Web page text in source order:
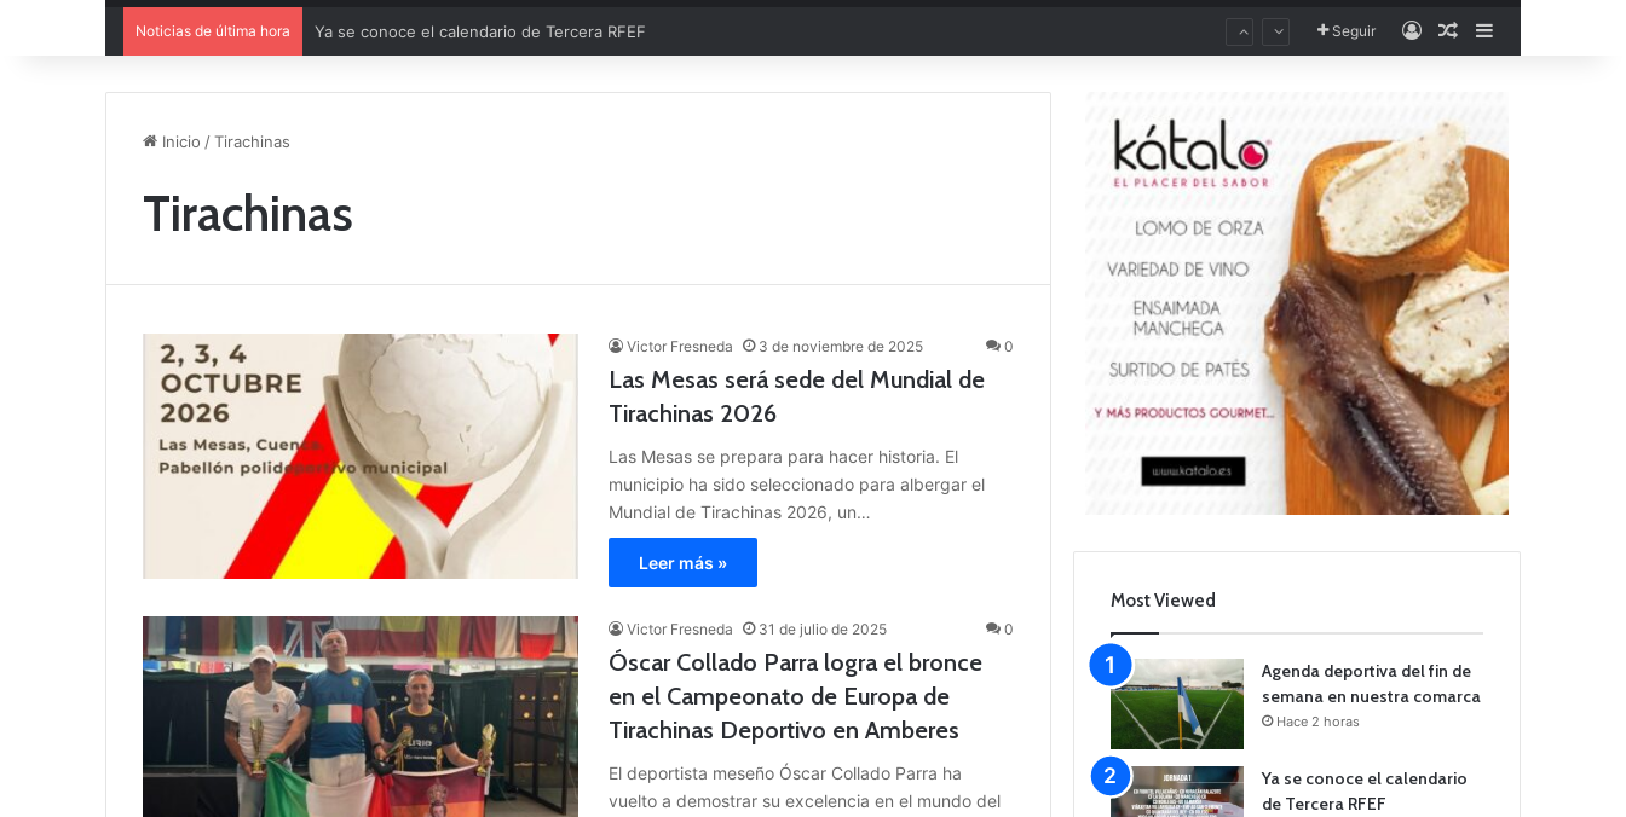
Noticias de última hora Mercado de Fichajes: Movimientos clave en el fútbol comarcal Seguir AccesoPublicación al
Inicio /Tirachinas
Tirachinas
Victor Fresneda 3 de noviembre de 2025 0
Las Mesas será sede del Mundial de
Tirachinas 2026
Las Mesas se prepara para hacer historia. El
municipio ha sido seleccionado para albergar el
Mundial de Tirachinas 2026, un…
Leer más »
Victor Fresneda 31 de julio de 2025 0
Óscar Collado Parra logra el bronce
en el Campeonato de Europa de
Tirachinas Deportivo en Amberes
El deportista meseño Óscar Collado Parra ha
vuelto a demostrar su excelencia en el mundo del
Most Viewed
Agenda deportiva del fin de
semana en nuestra comarca
Hace 2 horas
Ya se conoce el calendario
de Tercera RFEF